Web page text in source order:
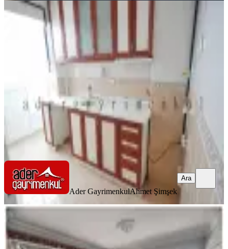
YENİ
Gazi Mahallesi'nde Satılık 2+1, 90m²
Güney Ara Kat Ader'den
Yenimahalle, Emniyet Mahallesi
2+1·100 m²·1. Kat 08.08.2026
67 Fırsat
Ader Gayrimenkul Ahmet Şimşek
Ader GayrimenkulAhmet Şimşek
Ara
YENİ
Cihandan Burç Mahallesi Seval
Cadde Üzeri Çift Giriş 5+1 Satlık
Dubleks